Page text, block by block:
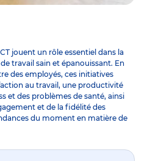
jouent un rôle essentiel dans la
travail sain et épanouissant. En
des employés, ces initiatives
au travail, une productivité
et des problèmes de santé, ainsi
et de la fidélité des
du moment en matière de